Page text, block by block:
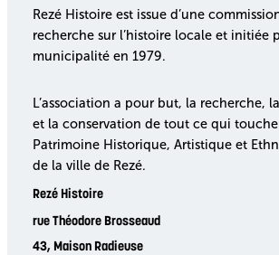
Rezé Histoire est issue d’une
recherche sur l’histoire locale et initiée
municipalité en 1979.
L’association a pour but, la recherche,
et la conservation de tout ce qui
Patrimoine Historique, Artistique et
de la ville de Rezé.
Rezé Histoire
rue Théodore Brosseaud
43, Maison Radieuse